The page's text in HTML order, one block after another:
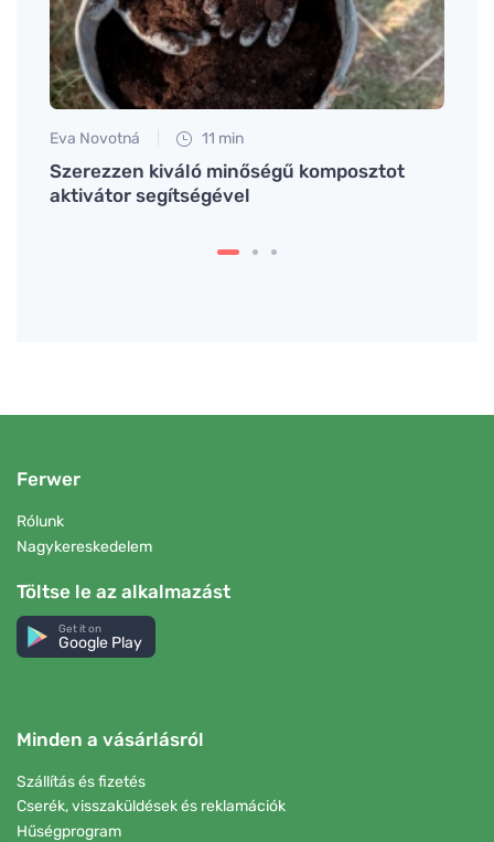
Eva Novotná 11 min
Szerezzen kiváló minőségű komposztot
aktivátor segítségével
Ferwer
Rólunk
Nagykereskedelem
Töltse le az alkalmazást
Get it on
Google Play
Minden a vásárlásról
Szállítás és fizetés
Cserék, visszaküldések és reklamációk
Hűségprogram